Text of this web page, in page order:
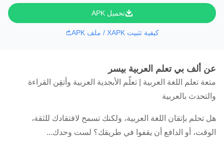
تحميل APK
كيفية تثبيت XAPK / ملف APK
عن ألف بي تعلم العربية بيسر
متعة تعلم اللغة العربية | تعلّم الأبجدية العربية وأتقِن القراءة
والتحدث بالعربية
هل تحلم بإتقان اللغة العربية، ولكنك تسمح لافتقادك للثقة،
الوقت، أو الدافع أن يقفوا في طريقك؟ لست وحدك...